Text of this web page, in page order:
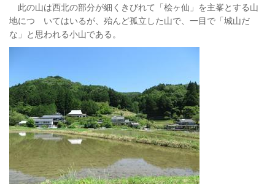
此の山は西北の部分が細くきびれて「桧ヶ仙」を主峯とする山
地につゞいてはいるが、殆んど孤立した山で、一目で「城山だ
な」と思われる小山である。